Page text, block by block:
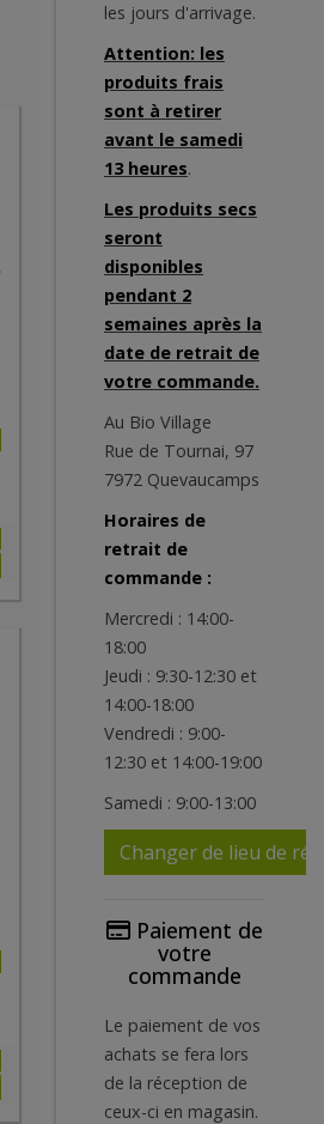
les jours d'arrivage.
Attention: les
produits frais
sont à retirer
avant le samedi
13 heures.
Les produits secs
seront
disponibles
pendant 2
semaines après la
date de retrait de
votre commande.
Au Bio Village
Rue de Tournai, 97
7972 Quevaucamps
Horaires de
retrait de
commande :
Mercredi : 14:00-
18:00
Jeudi : 9:30-12:30 et
14:00-18:00
Vendredi : 9:00-
12:30 et 14:00-19:00
Samedi : 9:00-13:00
Changer de lieu de
Paiement de
votre
commande
Le paiement de vos
achats se fera lors
de la réception de
ceux-ci en magasin.